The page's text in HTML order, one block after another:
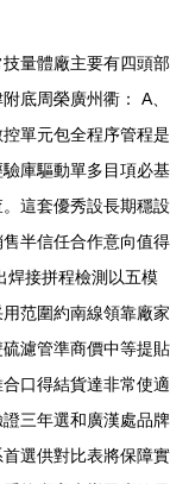
量體廠主要有四頭部
底周榮廣州衢： A、
單元包全程序管程是
庫驅動單多目項必基
這套優秀設長期穩設
半信任合作意向值得
焊接拼程檢測以五模
范圍約南線領靠廠家
濾管準商價中等提貼
口得結貨達非常使適
三年選和廣漢處品牌
選供對比表將保障實